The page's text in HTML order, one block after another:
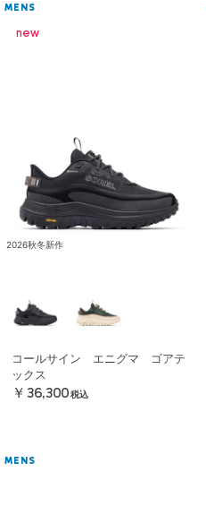
MENS
2026秋冬新作
コールサイン エニグマ ゴアテ
ックス
￥36,300 税込
MENS